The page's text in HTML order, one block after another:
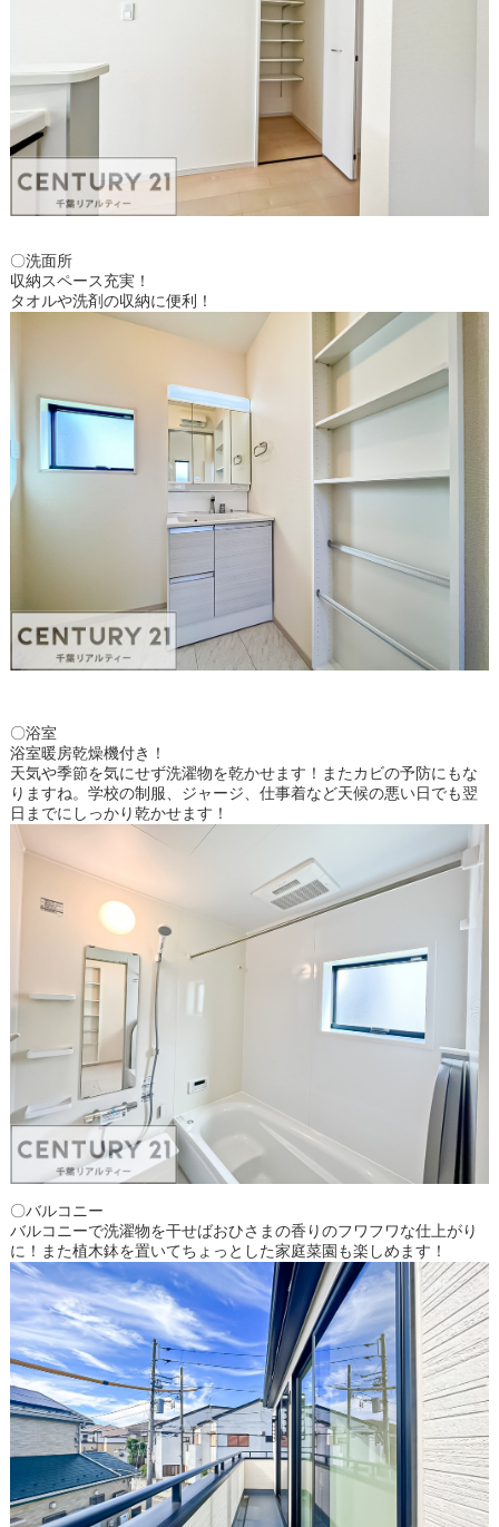
〇洗面所
収納スペース充実！
タオルや洗剤の収納に便利！
〇浴室
浴室暖房乾燥機付き！
天気や季節を気にせず洗濯物を乾かせます！またカビの予防にもな
りますね。学校の制服、ジャージ、仕事着など天候の悪い日でも翌
日までにしっかり乾かせます！
〇バルコニー
バルコニーで洗濯物を干せばおひさまの香りのフワフワな仕上がり
に！また植木鉢を置いてちょっとした家庭菜園も楽しめます！